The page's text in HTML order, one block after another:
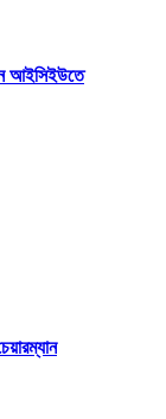
আইসিইউতে